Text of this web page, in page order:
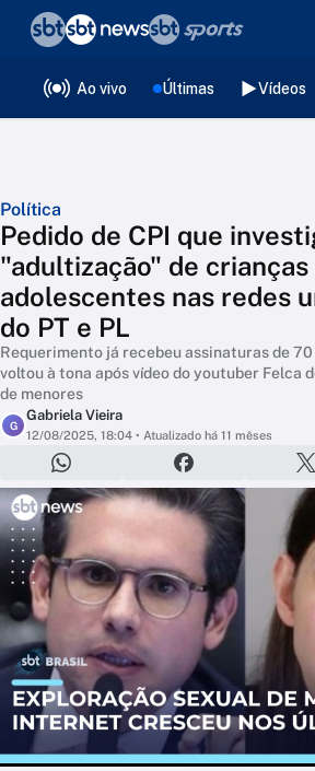
Ao vivo Últimas Vídeos
Política
Pedido de CPI que
"adultização" de crianças
adolescentes nas redes
do PT e PL
Requerimento já recebeu assinaturas de
voltou à tona após vídeo do youtuber Felca
de menores
G
Gabriela Vieira
12/08/2025, 18:04 • Atualizado há 11 mêses
❮voltar
Editorias